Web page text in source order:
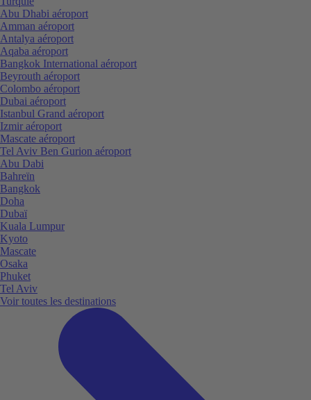
Abu Dhabi aéroport
Amman aéroport
Antalya aéroport
Aqaba aéroport
Bangkok International aéroport
Beyrouth aéroport
Colombo aéroport
Dubai aéroport
Istanbul Grand aéroport
Izmir aéroport
Mascate aéroport
Tel Aviv Ben Gurion aéroport
Abu Dabi
Bahreïn
Bangkok
Doha
Dubaï
Kuala Lumpur
Kyoto
Mascate
Osaka
Phuket
Tel Aviv
Voir toutes les destinations